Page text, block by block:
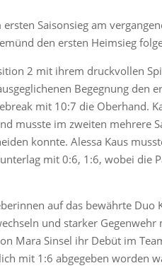
Saisonsieg am
den ersten Heimsieg
2 mit ihrem druckvollen
Begegnung den
mit 10:7 die Oberhand.
musste im zweiten mehrere
konnte. Alessa Kaus
mit 0:6, 1:6, wobei die
auf das bewährte
und starker
Mara Sinsel ihr Debüt im
mit 1:6 abgegeben worden